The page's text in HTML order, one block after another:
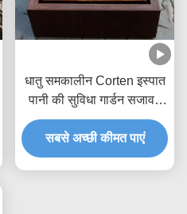
धातु समकालीन Corten इस्पात
पानी की सुविधा गार्डन सजावट
जंग सतह
सबसे अच्छी कीमत पाएं